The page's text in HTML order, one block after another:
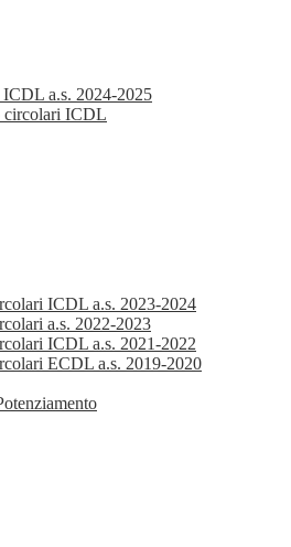
a.s. 2024-2025
ICDL
ICDL a.s. 2023-2024
a.s. 2022-2023
ICDL a.s. 2021-2022
ECDL a.s. 2019-2020